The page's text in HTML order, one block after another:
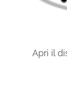
Apri il